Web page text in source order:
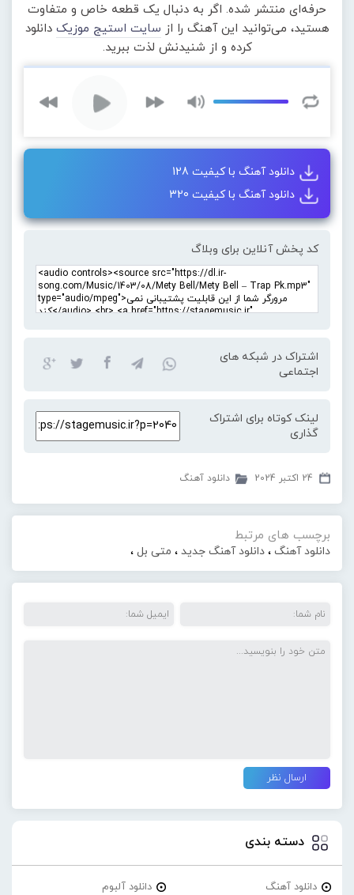
حرفه‌ای منتشر شده. اگر به دنبال یک قطعه خاص و متفاوت
هستید، می‌توانید این آهنگ را از سایت استیج موزیک دانلود
کرده و از شنیدنش لذت ببرید.
دانلود آهنگ با کیفیت 128
دانلود آهنگ با کیفیت 320
کد پخش آنلاین برای وبلاگ
اشتراک در شبکه های
اجتماعی
لینک کوتاه برای اشتراک
گذاری
24 اکتبر 2024 دانلود آهنگ
برچسب های مرتبط
دانلود آهنگ ، دانلود آهنگ جدید ، متی بل ،
دسته بندی
دانلود آهنگ
دانلود آلبوم